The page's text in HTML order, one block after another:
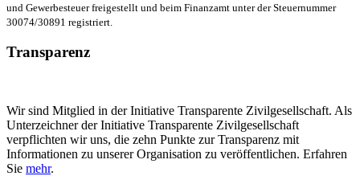
und Gewerbesteuer freigestellt und beim Finanzamt unter der Steuernummer
30074/30891 registriert.
Transparenz
Wir sind Mitglied in der Initiative Transparente Zivilgesellschaft. Als
Unterzeichner der Initiative Transparente Zivilgesellschaft
verpflichten wir uns, die zehn Punkte zur Transparenz mit
Informationen zu unserer Organisation zu veröffentlichen. Erfahren
Sie mehr.